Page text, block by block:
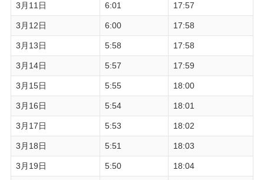
3月11日 6:01 17:57
3月12日 6:00 17:58
3月13日 5:58 17:58
3月14日 5:57 17:59
3月15日 5:55 18:00
3月16日 5:54 18:01
3月17日 5:53 18:02
3月18日 5:51 18:03
3月19日 5:50 18:04